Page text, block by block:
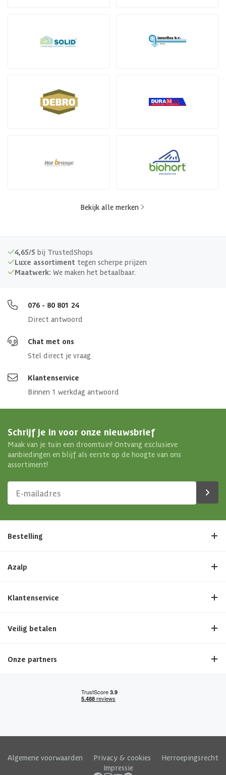
Bekijk alle merken
4,65/5 bij TrustedShops
Luxe assortiment tegen scherpe prijzen
Maatwerk: We maken het betaalbaar.
076 - 80 801 24
Direct antwoord
Chat met ons
Stel direct je vraag
Klantenservice
Binnen 1 werkdag antwoord
Schrijf je in voor onze nieuwsbrief
Maak van je tuin een droomtuin! Ontvang exclusieve
aanbiedingen en blijf als eerste op de hoogte van ons
assortiment!
Bestelling
Azalp
Klantenservice
Veilig betalen
Onze partners
Algemene voorwaarden Privacy & cookies
Herroepingsrecht
Impressie